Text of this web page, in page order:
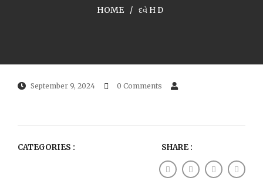
HOME દવે H D
September 9, 2024 0 Comments
CATEGORIES : SHARE :